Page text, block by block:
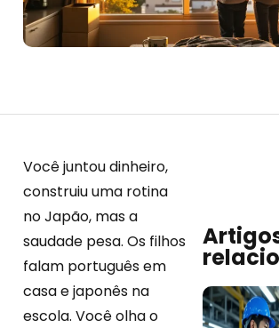
Você juntou dinheiro,
construiu uma rotina
no Japão, mas a
saudade pesa. Os filhos
falam português em
casa e japonês na
escola. Você olha o